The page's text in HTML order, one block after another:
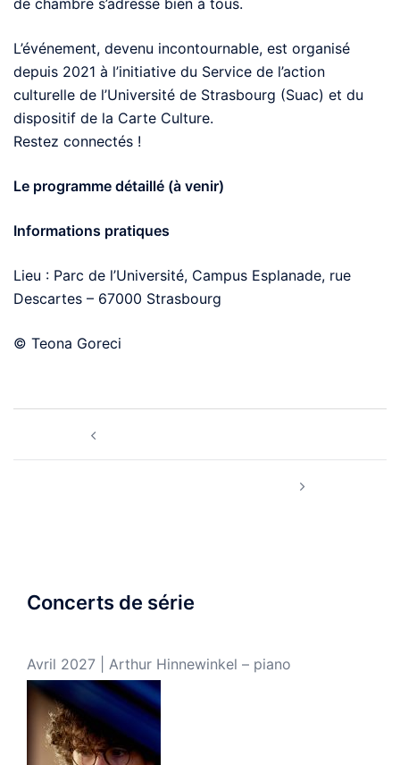
L’événement, devenu incontournable, est organisé
depuis 2021 à l’initiative du Service de l’action
culturelle de l’Université de Strasbourg (Suac) et du
dispositif de la Carte Culture.
Restez connectés !
Le programme détaillé (à venir)
Informations pratiques
Lieu : Parc de l’Université, Campus Esplanade, rue
Descartes – 67000 Strasbourg
© Teona Goreci
d’article
Concerts de série
Avril 2027 | Arthur Hinnewinkel – piano